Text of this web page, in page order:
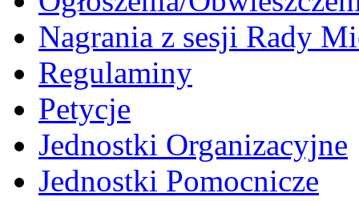
Nagrania z sesji Rady
Regulaminy
Petycje
Jednostki Organizacyjne
Jednostki Pomocnicze